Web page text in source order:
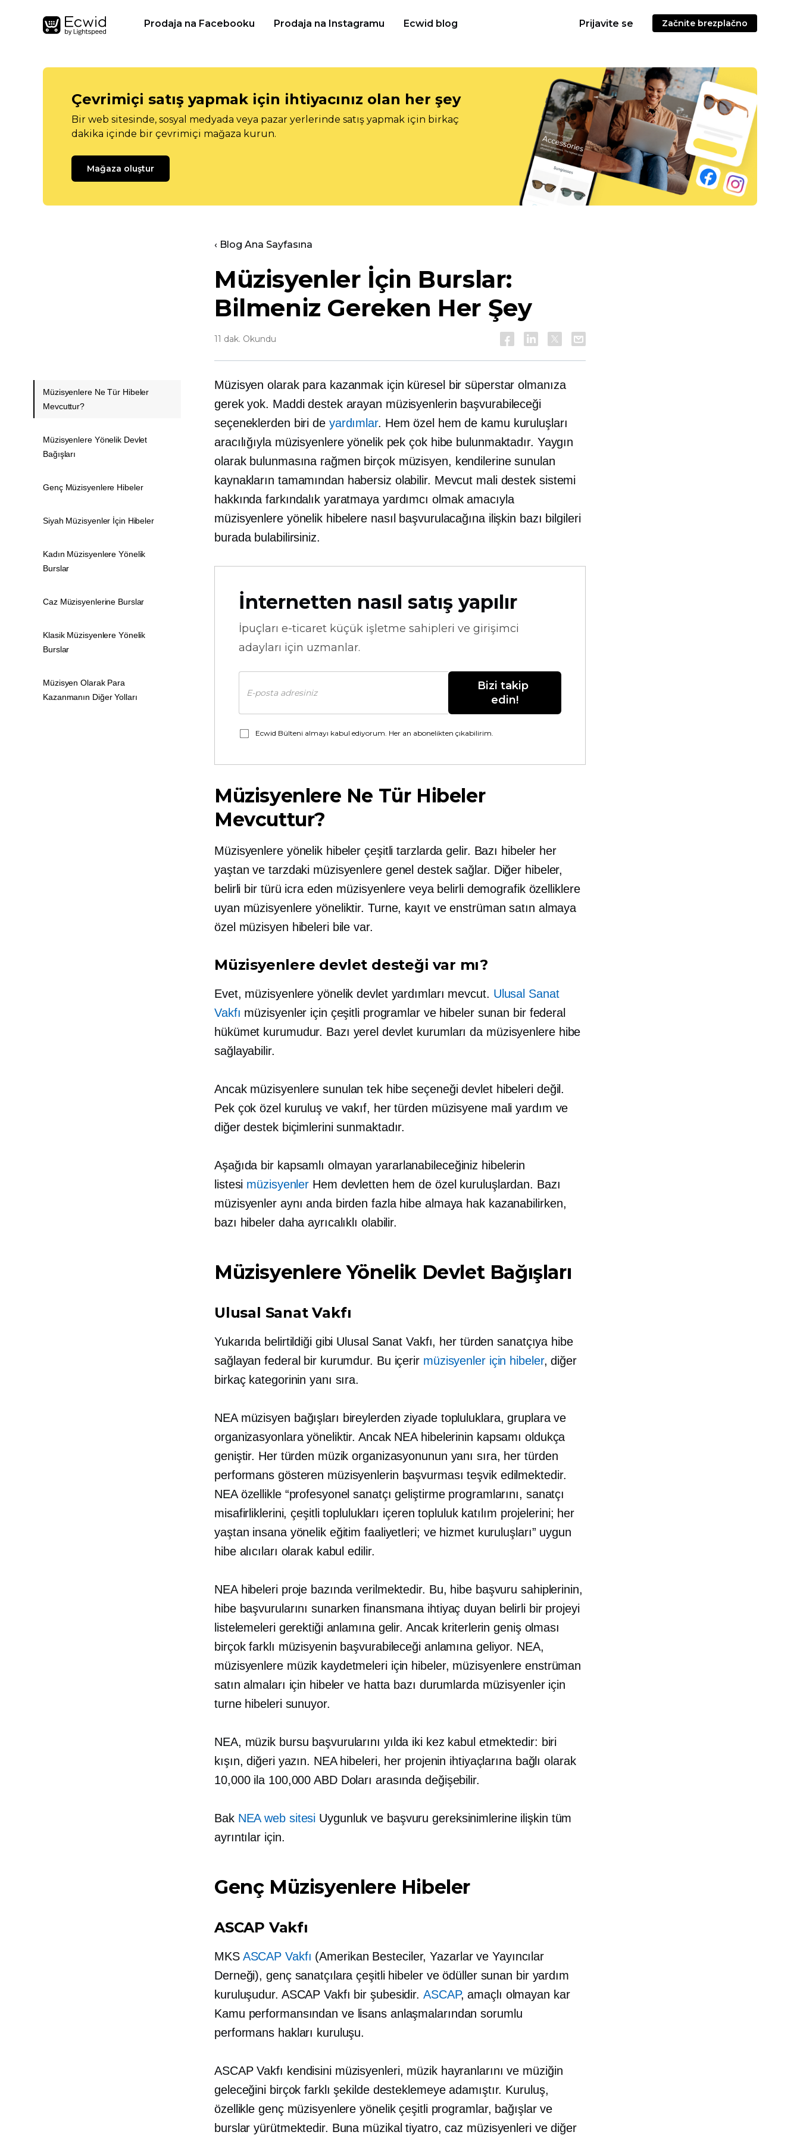
Prodaja na Facebooku Prodaja na Instagramu Ecwid blog Prijavite se Začnite brezplačno
Çevrimiçi satış yapmak için ihtiyacınız olan her şey
Bir web sitesinde, sosyal medyada veya pazar yerlerinde satış yapmak için birkaç
dakika içinde bir çevrimiçi mağaza kurun.
Mağaza oluştur
‹ Blog Ana Sayfasına
Müzisyenler İçin Burslar:
Bilmeniz Gereken Her Şey
11 dak. Okundu
Müzisyen olarak para kazanmak için küresel bir süperstar olmanıza
gerek yok. Maddi destek arayan müzisyenlerin başvurabileceği
seçeneklerden biri de yardımlar. Hem özel hem de kamu kuruluşları
aracılığıyla müzisyenlere yönelik pek çok hibe bulunmaktadır. Yaygın
olarak bulunmasına rağmen birçok müzisyen, kendilerine sunulan
kaynakların tamamından habersiz olabilir. Mevcut mali destek sistemi
hakkında farkındalık yaratmaya yardımcı olmak amacıyla
müzisyenlere yönelik hibelere nasıl başvurulacağına ilişkin bazı bilgileri
burada bulabilirsiniz.
İnternetten nasıl satış yapılır
İpuçları e-ticaret küçük işletme sahipleri ve girişimci
adayları için uzmanlar.
Bizi takip
edin!
Ecwid Bülteni almayı kabul ediyorum. Her an abonelikten çıkabilirim.
Müzisyenlere Ne Tür Hibeler
Mevcuttur?
Müzisyenlere yönelik hibeler çeşitli tarzlarda gelir. Bazı hibeler her
yaştan ve tarzdaki müzisyenlere genel destek sağlar. Diğer hibeler,
belirli bir türü icra eden müzisyenlere veya belirli demografik özelliklere
uyan müzisyenlere yöneliktir. Turne, kayıt ve enstrüman satın almaya
özel müzisyen hibeleri bile var.
Müzisyenlere devlet desteği var mı?
Evet, müzisyenlere yönelik devlet yardımları mevcut. Ulusal Sanat
Vakfı müzisyenler için çeşitli programlar ve hibeler sunan bir federal
hükümet kurumudur. Bazı yerel devlet kurumları da müzisyenlere hibe
sağlayabilir.
Ancak müzisyenlere sunulan tek hibe seçeneği devlet hibeleri değil.
Pek çok özel kuruluş ve vakıf, her türden müzisyene mali yardım ve
diğer destek biçimlerini sunmaktadır.
Aşağıda bir kapsamlı olmayan yararlanabileceğiniz hibelerin
listesi müzisyenler Hem devletten hem de özel kuruluşlardan. Bazı
müzisyenler aynı anda birden fazla hibe almaya hak kazanabilirken,
bazı hibeler daha ayrıcalıklı olabilir.
Müzisyenlere Yönelik Devlet Bağışları
Ulusal Sanat Vakfı
Yukarıda belirtildiği gibi Ulusal Sanat Vakfı, her türden sanatçıya hibe
sağlayan federal bir kurumdur. Bu içerir müzisyenler için hibeler, diğer
birkaç kategorinin yanı sıra.
NEA müzisyen bağışları bireylerden ziyade topluluklara, gruplara ve
organizasyonlara yöneliktir. Ancak NEA hibelerinin kapsamı oldukça
geniştir. Her türden müzik organizasyonunun yanı sıra, her türden
performans gösteren müzisyenlerin başvurması teşvik edilmektedir.
NEA özellikle “profesyonel sanatçı geliştirme programlarını, sanatçı
misafirliklerini, çeşitli toplulukları içeren topluluk katılım projelerini; her
yaştan insana yönelik eğitim faaliyetleri; ve hizmet kuruluşları” uygun
hibe alıcıları olarak kabul edilir.
NEA hibeleri proje bazında verilmektedir. Bu, hibe başvuru sahiplerinin,
hibe başvurularını sunarken finansmana ihtiyaç duyan belirli bir projeyi
listelemeleri gerektiği anlamına gelir. Ancak kriterlerin geniş olması
birçok farklı müzisyenin başvurabileceği anlamına geliyor. NEA,
müzisyenlere müzik kaydetmeleri için hibeler, müzisyenlere enstrüman
satın almaları için hibeler ve hatta bazı durumlarda müzisyenler için
turne hibeleri sunuyor.
NEA, müzik bursu başvurularını yılda iki kez kabul etmektedir: biri
kışın, diğeri yazın. NEA hibeleri, her projenin ihtiyaçlarına bağlı olarak
10,000 ila 100,000 ABD Doları arasında değişebilir.
Bak NEA web sitesi Uygunluk ve başvuru gereksinimlerine ilişkin tüm
ayrıntılar için.
Genç Müzisyenlere Hibeler
ASCAP Vakfı
MKS ASCAP Vakfı (Amerikan Besteciler, Yazarlar ve Yayıncılar
Derneği), genç sanatçılara çeşitli hibeler ve ödüller sunan bir yardım
kuruluşudur. ASCAP Vakfı bir şubesidir. ASCAP,amaçlı olmayan kar
Kamu performansından ve lisans anlaşmalarından sorumlu
performans hakları kuruluşu.
ASCAP Vakfı kendisini müzisyenleri, müzik hayranlarını ve müziğin
geleceğini birçok farklı şekilde desteklemeye adamıştır. Kuruluş,
özellikle genç müzisyenlere yönelik çeşitli programlar, bağışlar ve
burslar yürütmektedir. Buna müzikal tiyatro, caz müzisyenleri ve diğer
Müzisyenlere Ne Tür Hibeler
Mevcuttur?
Müzisyenlere Yönelik Devlet
Bağışları
Genç Müzisyenlere Hibeler
Siyah Müzisyenler İçin Hibeler
Kadın Müzisyenlere Yönelik
Burslar
Caz Müzisyenlerine Burslar
Klasik Müzisyenlere Yönelik
Burslar
Müzisyen Olarak Para
Kazanmanın Diğer Yolları